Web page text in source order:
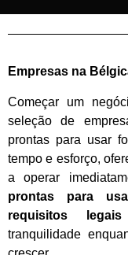
Empresas na
Começar um
seleção de
prontas para usar
tempo e esforço,
a operar
prontas para
requisitos
tranquilidade